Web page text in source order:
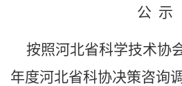
公 示
按照河北省科学技术协
年度河北省科协决策咨询